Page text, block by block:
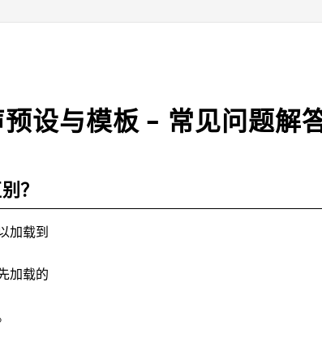
预设与模板 – 常见问题解
？
加载到
加载的